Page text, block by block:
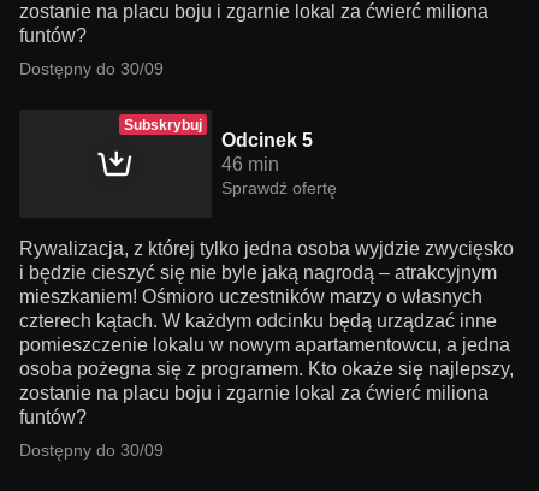
zostanie na placu boju i zgarnie lokal za ćwierć miliona
funtów?
Dostępny do 30/09
Subskrybuj
Odcinek 5
46 min
Sprawdź ofertę
Rywalizacja, z której tylko jedna osoba wyjdzie zwycięsko
i będzie cieszyć się nie byle jaką nagrodą – atrakcyjnym
mieszkaniem! Ośmioro uczestników marzy o własnych
czterech kątach. W każdym odcinku będą urządzać inne
pomieszczenie lokalu w nowym apartamentowcu, a jedna
osoba pożegna się z programem. Kto okaże się najlepszy,
zostanie na placu boju i zgarnie lokal za ćwierć miliona
funtów?
Dostępny do 30/09